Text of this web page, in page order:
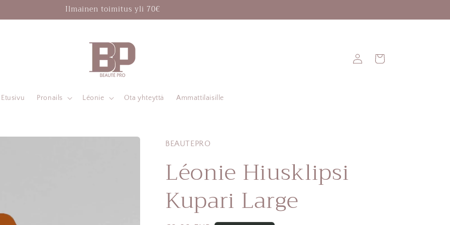
Ilmainen toimitus yli 70€
Etusivu Pronails Léonie Ota yhteyttä Ammattilaisille
sisään
Ostoskori
BEAUTEPRO
Léonie Hiusklipsi
Kupari Large